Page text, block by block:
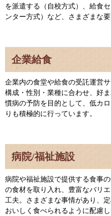
を派遣する（自校方式）、給食
ンター方式）など、さまざまな
企業給食
企業内の食堂や給食の受託運営
構成・性別・業種に合わせ、好
慣病の予防を目的として、低カ
りも積極的に行っています。
病院/福祉施設
病院や福祉施設で提供する食事
の食材を取り入れ、豊富なバリ
工夫。さまざまな事情があり、
おいしく食べられるように配慮し